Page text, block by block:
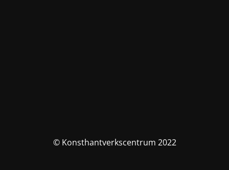
© Konsthantverkscentrum 2022